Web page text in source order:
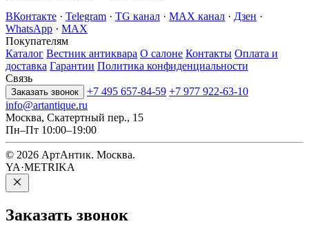
ВКонтакте · Telegram · TG канал · MAX канал · Дзен ·
WhatsApp · MAX
Покупателям
Каталог Вестник антиквара О салоне Контакты Оплата и
доставка Гарантии Политика конфиденциальности
Связь
Заказать звонок +7 495 657-84-59 +7 977 922-63-10
info@artantique.ru
Москва, Скатертный пер., 15
Пн–Пт 10:00–19:00
© 2026 АртАнтик. Москва.
YA·METRIKA
Заказать звонок